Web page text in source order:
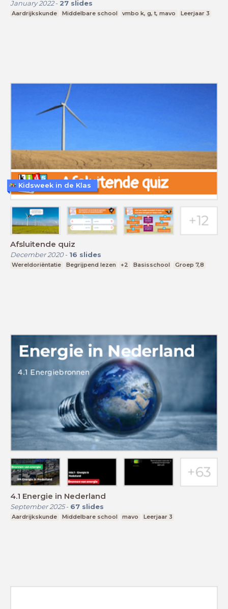
January 2022- 27 slides
Aardrijkskunde Middelbare school vmbo k, g, t, mavo Leerjaar 3
Afsluitende quiz
December 2020- 16 slides
Wereldoriëntatie Begrijpend lezen +2 Basisschool Groep 7,8
Kidsweek in de Klas
4.1 Energie in Nederland
September 2025- 67 slides
Aardrijkskunde Middelbare school mavo Leerjaar 3